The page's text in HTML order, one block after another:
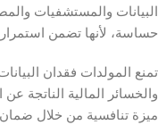
البيانات والمستشفيات
حساسة، لأنها تضمن
تمنع المولدات فقدان
والخسائر المالية الناتجة
ميزة تنافسية من خلال